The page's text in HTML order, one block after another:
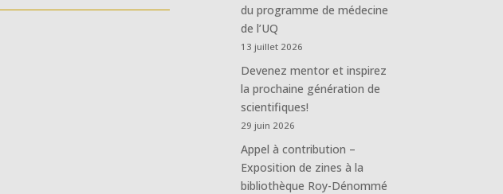
du programme de médecine
de l’UQ
13 juillet 2026
Devenez mentor et inspirez
la prochaine génération de
scientifiques!
29 juin 2026
Appel à contribution –
Exposition de zines à la
bibliothèque Roy-Dénommé